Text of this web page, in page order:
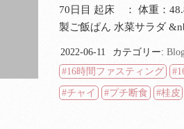
70日目 起床 ： 体重：
製ご飯ぱん 水菜サラダ
2022-06-11 カテゴリー:
16時間ファスティング
チャイ プチ断食 桂皮